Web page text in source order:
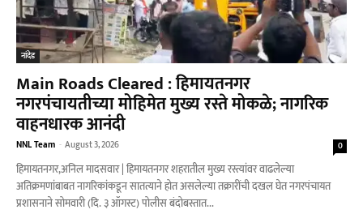
नांदेड
Main Roads Cleared : हिमायतनगर
नगरपंचायतीच्या मोहिमेत मुख्य रस्ते मोकळे; नागरिक
वाहनधारक आनंदी
NNL Team - August 3, 2026 0
हिमायतनगर,अनिल मादसवार | हिमायतनगर शहरातील मुख्य रस्त्यांवर वाढलेल्या
अतिक्रमणांबाबत नागरिकांकडून सातत्याने होत असलेल्या तक्रारींची दखल घेत नगरपंचायत
प्रशासनाने सोमवारी (दि. ३ ऑगस्ट) पोलीस बंदोबस्तात...